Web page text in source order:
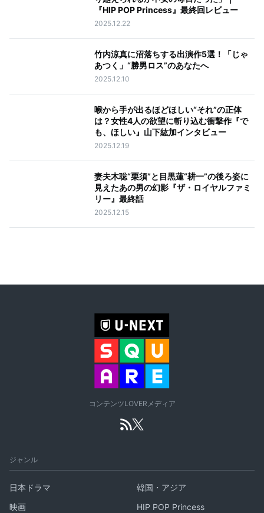
『HIP POP Princess』最終回レビュー
2025.12.22
竹内涼真に沼落ちする出演作5選！「じゃ
あつく」“勝男ロス”のあなたへ
2025.12.10
喉から手が出るほどほしい“それ”の正体
は？女性4人の欲望に斬り込む衝撃作『で
も、ほしい』山下紘加インタビュー
2025.12.19
妻夫木聡“栗須”と目黒蓮“耕一”の後ろ姿に
見えたあの男の幻影『ザ・ロイヤルファミ
リー』最終話
2025.12.15
コンテンツLOVERメディア
ジャンル
日本ドラマ
韓国・アジア
映画
HIP POP Princess